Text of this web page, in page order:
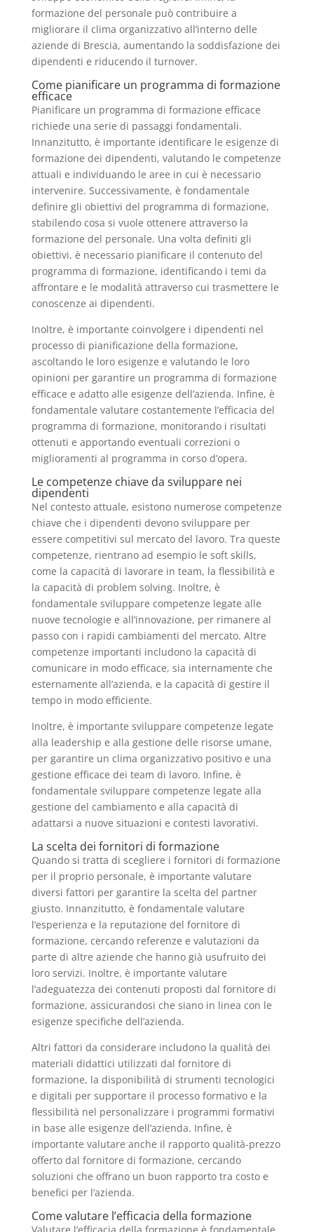
formazione del personale può contribuire a
migliorare il clima organizzativo all’interno delle
aziende di Brescia, aumentando la soddisfazione dei
dipendenti e riducendo il turnover.
Come pianificare un programma di formazione
efficace
Pianificare un programma di formazione efficace
richiede una serie di passaggi fondamentali.
Innanzitutto, è importante identificare le esigenze di
formazione dei dipendenti, valutando le competenze
attuali e individuando le aree in cui è necessario
intervenire. Successivamente, è fondamentale
definire gli obiettivi del programma di formazione,
stabilendo cosa si vuole ottenere attraverso la
formazione del personale. Una volta definiti gli
obiettivi, è necessario pianificare il contenuto del
programma di formazione, identificando i temi da
affrontare e le modalità attraverso cui trasmettere le
conoscenze ai dipendenti.
Inoltre, è importante coinvolgere i dipendenti nel
processo di pianificazione della formazione,
ascoltando le loro esigenze e valutando le loro
opinioni per garantire un programma di formazione
efficace e adatto alle esigenze dell’azienda. Infine, è
fondamentale valutare costantemente l’efficacia del
programma di formazione, monitorando i risultati
ottenuti e apportando eventuali correzioni o
miglioramenti al programma in corso d’opera.
Le competenze chiave da sviluppare nei
dipendenti
Nel contesto attuale, esistono numerose competenze
chiave che i dipendenti devono sviluppare per
essere competitivi sul mercato del lavoro. Tra queste
competenze, rientrano ad esempio le soft skills,
come la capacità di lavorare in team, la flessibilità e
la capacità di problem solving. Inoltre, è
fondamentale sviluppare competenze legate alle
nuove tecnologie e all’innovazione, per rimanere al
passo con i rapidi cambiamenti del mercato. Altre
competenze importanti includono la capacità di
comunicare in modo efficace, sia internamente che
esternamente all’azienda, e la capacità di gestire il
tempo in modo efficiente.
Inoltre, è importante sviluppare competenze legate
alla leadership e alla gestione delle risorse umane,
per garantire un clima organizzativo positivo e una
gestione efficace dei team di lavoro. Infine, è
fondamentale sviluppare competenze legate alla
gestione del cambiamento e alla capacità di
adattarsi a nuove situazioni e contesti lavorativi.
La scelta dei fornitori di formazione
Quando si tratta di scegliere i fornitori di formazione
per il proprio personale, è importante valutare
diversi fattori per garantire la scelta del partner
giusto. Innanzitutto, è fondamentale valutare
l’esperienza e la reputazione del fornitore di
formazione, cercando referenze e valutazioni da
parte di altre aziende che hanno già usufruito dei
loro servizi. Inoltre, è importante valutare
l’adeguatezza dei contenuti proposti dal fornitore di
formazione, assicurandosi che siano in linea con le
esigenze specifiche dell’azienda.
Altri fattori da considerare includono la qualità dei
materiali didattici utilizzati dal fornitore di
formazione, la disponibilità di strumenti tecnologici
e digitali per supportare il processo formativo e la
flessibilità nel personalizzare i programmi formativi
in base alle esigenze dell’azienda. Infine, è
importante valutare anche il rapporto qualità-prezzo
offerto dal fornitore di formazione, cercando
soluzioni che offrano un buon rapporto tra costo e
benefici per l’azienda.
Come valutare l’efficacia della formazione